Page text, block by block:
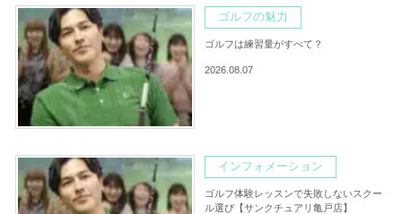
ゴルフの魅力
ゴルフは練習量がすべて？
2026.08.07
インフォメーション
ゴルフ体験レッスンで失敗しないスクー
ル選び【サンクチュアリ亀戸店】